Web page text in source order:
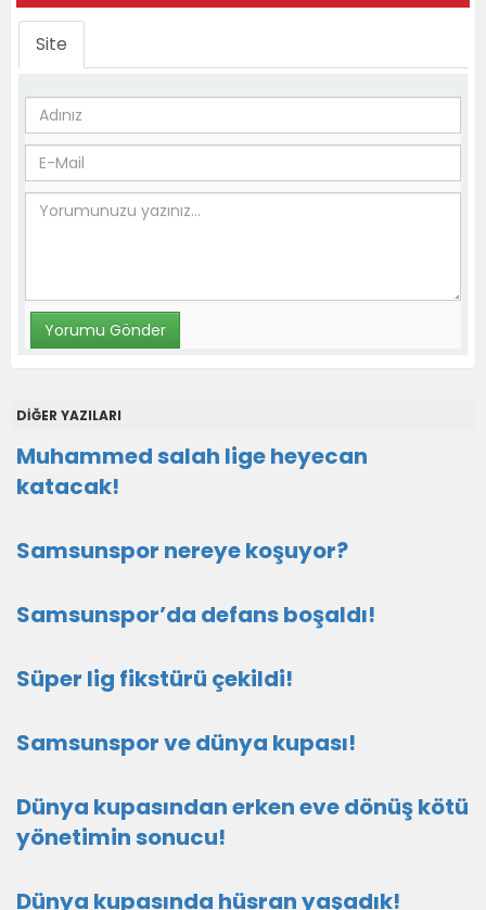
Site
DİĞER YAZILARI
Muhammed salah lige heyecan
katacak!
Samsunspor nereye koşuyor?
Samsunspor’da defans boşaldı!
Süper lig fikstürü çekildi!
Samsunspor ve dünya kupası!
Dünya kupasından erken eve dönüş kötü
yönetimin sonucu!
Dünya kupasında hüsran yaşadık!